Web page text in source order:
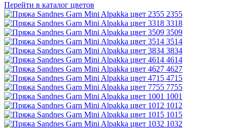
Перейти в каталог цветов
2355
3318
3509
3514
3834
4614
4627
4715
7755
1001
1012
1015
1032